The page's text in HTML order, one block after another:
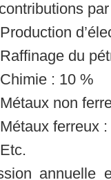
du
: 10 %
non
ferreux
annuelle